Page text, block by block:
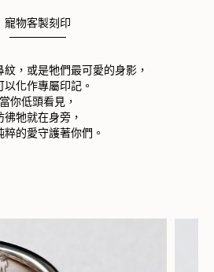
寵物客製刻印
紋，或是牠們最可愛的身影，
以化作專屬印記。
當你低頭看見，
彿牠就在身旁，
粹的愛守護著你們。